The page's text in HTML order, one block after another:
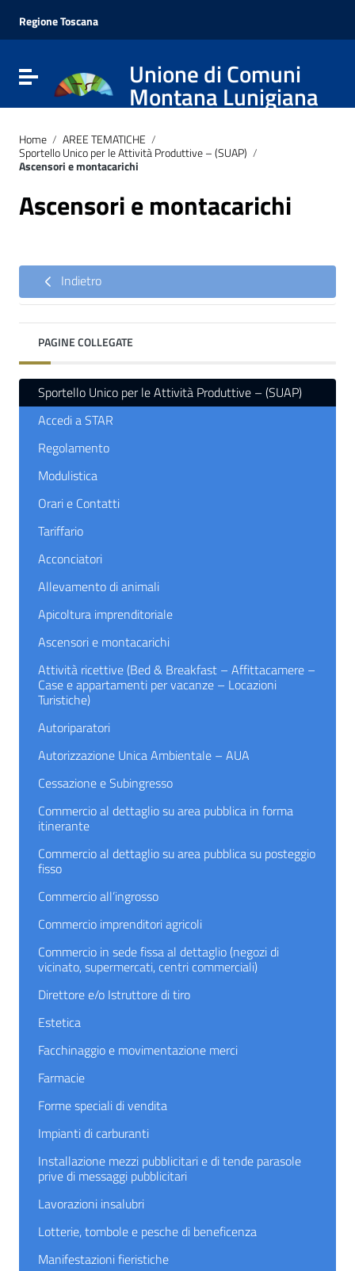
Vai al menu di navigazione
Vai al footer
Regione Toscana
Attiva / disattiva la navigazioneUnione di Comuni
Montana Lunigiana
Home / AREE TEMATICHE /
Sportello Unico per le Attività Produttive – (SUAP) /
Ascensori e montacarichi
Ascensori e montacarichi
Indietro
PAGINE COLLEGATE
Sportello Unico per le Attività Produttive – (SUAP)
Accedi a STAR
Regolamento
Modulistica
Orari e Contatti
Tariffario
Acconciatori
Allevamento di animali
Apicoltura imprenditoriale
Ascensori e montacarichi
Attività ricettive (Bed & Breakfast – Affittacamere –
Case e appartamenti per vacanze – Locazioni
Turistiche)
Autoriparatori
Autorizzazione Unica Ambientale – AUA
Cessazione e Subingresso
Commercio al dettaglio su area pubblica in forma
itinerante
Commercio al dettaglio su area pubblica su posteggio
fisso
Commercio all’ingrosso
Commercio imprenditori agricoli
Commercio in sede fissa al dettaglio (negozi di
vicinato, supermercati, centri commerciali)
Direttore e/o Istruttore di tiro
Estetica
Facchinaggio e movimentazione merci
Farmacie
Forme speciali di vendita
Impianti di carburanti
Installazione mezzi pubblicitari e di tende parasole
prive di messaggi pubblicitari
Lavorazioni insalubri
Lotterie, tombole e pesche di beneficenza
Manifestazioni fieristiche